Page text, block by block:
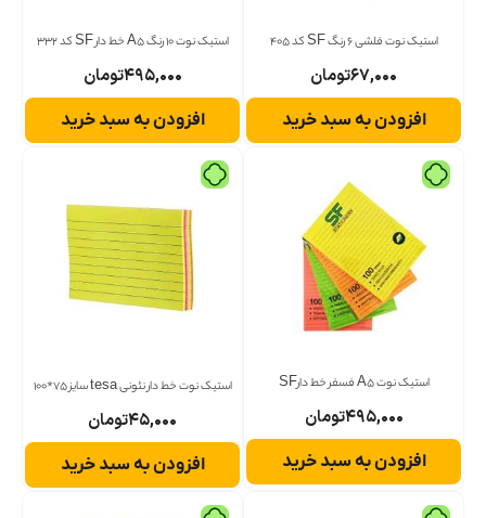
استیک نوت فلشی 6 رنگ SF کد 405
۶۷,۰۰۰تومان
افزودن به سبد خرید
استیک نوت 10 رنگ A5 خط دار SF کد 332
۴۹۵,۰۰۰تومان
افزودن به سبد خرید
استیک نوت A5 فسفر خط دارSF
۴۹۵,۰۰۰تومان
افزودن به سبد خرید
استیک نوت خط دار نئونی tesa سایز 75*100
۴۵,۰۰۰تومان
افزودن به سبد خرید